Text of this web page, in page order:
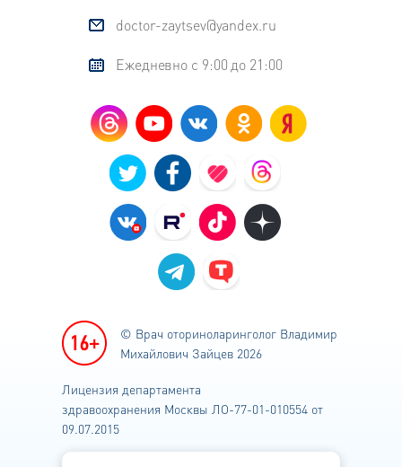
doctor-zaytsev@yandex.ru
Ежедневно с 9:00 до 21:00
© Врач оториноларинголог Владимир
Михайлович Зайцев 2026
Лицензия департамента
здравоохранения Москвы ЛО-77-01-010554 от
09.07.2015